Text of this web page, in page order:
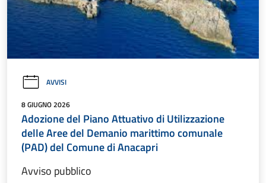
AVVISI
8 GIUGNO 2026
Adozione del Piano Attuativo di Utilizzazione
delle Aree del Demanio marittimo comunale
(PAD) del Comune di Anacapri
Avviso pubblico